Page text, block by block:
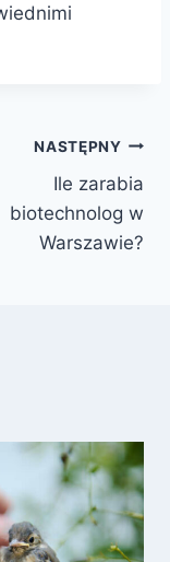
NASTĘPNY
Ile zarabia
biotechnolog w
Warszawie?